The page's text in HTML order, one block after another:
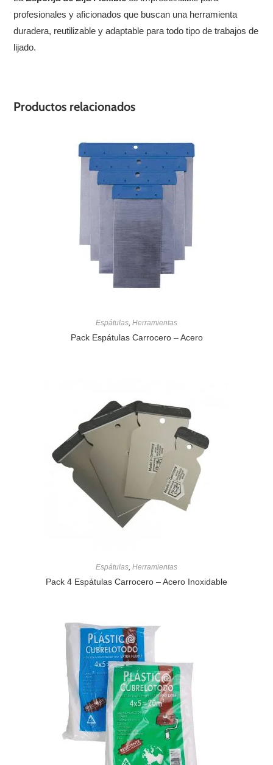
profesionales y aficionados que buscan una herramienta
duradera, reutilizable y adaptable para todo tipo de trabajos de
lijado.
Productos relacionados
Espátulas, Herramientas
Pack Espátulas Carrocero – Acero
Espátulas Herramientas
Pack 4 Espátulas Carrocero – Acero Inoxidable